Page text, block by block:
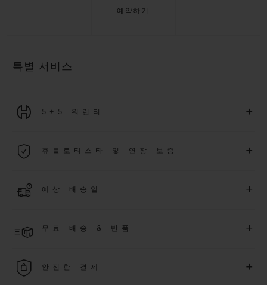
예약하기
특별 서비스
5+5 워런티 +
용됩니다.휴블로티스타 및 연장 보증 +
에 대해5 년 추가 워런티 혜택
또한 다양
더 알아보기
예상 배송일 +
다. *재고 상황에 따라 달라질 수 있습니다*.
무료 배송 & 반품 +
을 누려보세요
안전한 결제 +